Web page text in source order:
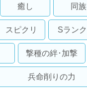
癒し 同族
スピクリ Sランク
撃種の絆･加撃
兵命削りの力